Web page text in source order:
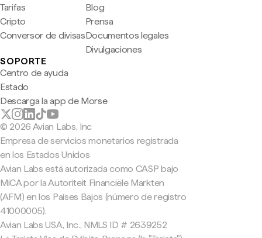
Tarifas
Cripto
Conversor de divisas
Blog
Prensa
Documentos legales
Divulgaciones
SOPORTE
Centro de ayuda
Estado
Descarga la app de Morse
© 2026 Avian Labs, Inc
Empresa de servicios monetarios registrada
en los Estados Unidos
Avian Labs está autorizada como CASP bajo
MiCA por la Autoriteit Financiële Markten
(AFM) en los Países Bajos (número de registro
41000005).
Avian Labs USA, Inc., NMLS ID # 2639252